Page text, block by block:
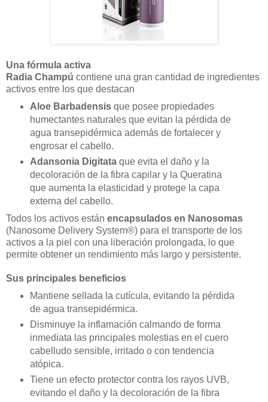
Una fórmula activa
Radia Champú contiene una gran cantidad de ingredientes
activos entre los que destacan
Aloe Barbadensisque posee propiedades
humectantes naturales que evitan la pérdida de
agua transepidérmica además de fortalecer y
engrosar el cabello.
Adansonia Digitataque evita el daño y la
decoloración de la fibra capilar y la Queratina
que aumenta la elasticidad y protege la capa
externa del cabello.
Todos los activos están encapsulados en Nanosomas
(Nanosome Delivery System®) para el transporte de los
activos a la piel con una liberación prolongada, lo que
permite obtener un rendimiento más largo y persistente.
Sus principales beneficios
Mantiene sellada la cutícula, evitando la pérdida
de agua transepidérmica.
Disminuye la inflamación calmando de forma
inmediata las principales molestias en el cuero
cabelludo sensible, irritado o con tendencia
atópica.
Tiene un efecto protector contra los rayos UVB,
evitando el daño y la decoloración de la fibra